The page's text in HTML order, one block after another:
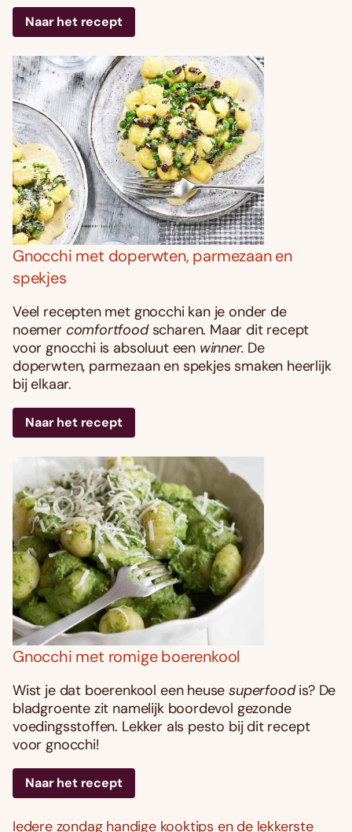
Naar het recept
Gnocchi met doperwten, parmezaan en
spekjes
Veel recepten met gnocchi kan je onder de
noemer comfortfood scharen. Maar dit recept
voor gnocchi is absoluut een winner. De
doperwten, parmezaan en spekjes smaken heerlijk
bij elkaar.
Naar het recept
Gnocchi met romige boerenkool
Wist je dat boerenkool een heusesuperfoodis? De
bladgroente zit namelijk boordevol gezonde
voedingsstoffen. Lekker als pesto bij dit recept
voor gnocchi!
Naar het recept
Iedere zondag handige kooktips en de lekkerste